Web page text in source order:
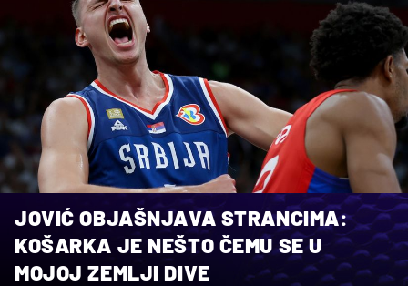
JOVIĆ OBJAŠNJAVA STRANCIMA:
KOŠARKA JE NEŠTO ČEMU SE U
MOJOJ ZEMLJI DIVE